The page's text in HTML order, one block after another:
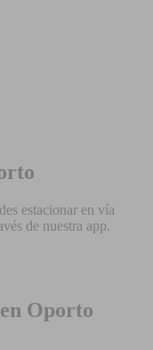
estacionar en vía
de nuestra app.
Oporto